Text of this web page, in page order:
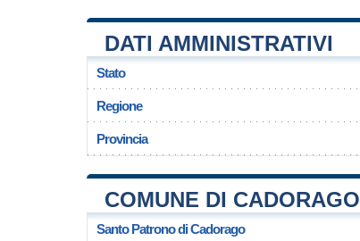
DATI AMMINISTRATIVI
Stato
Regione
Provincia
COMUNE DI CADORAGO
Santo Patrono di Cadorago